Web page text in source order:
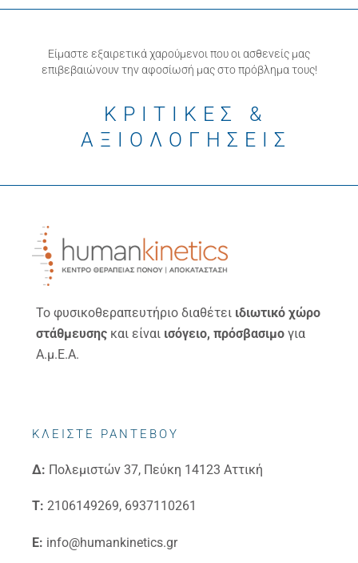
Είμαστε εξαιρετικά χαρούμενοι που οι ασθενείς μας
επιβεβαιώνουν την αφοσίωσή μας στο πρόβλημα τους!
ΚΡΙΤΙΚΕΣ &
ΑΞΙΟΛΟΓΗΣΕΙΣ
Το φυσικοθεραπευτήριο διαθέτει ιδιωτικό χώρο
στάθμευσης και είναι ισόγειο, πρόσβασιμο για
Α.μ.Ε.Α.
ΚΛΕΙΣΤΕ ΡΑΝΤΕΒΟΥ
Δ: Πολεμιστών 37, Πεύκη 14123 Αττική
Τ: 2106149269, 6937110261
E: info@humankinetics.gr